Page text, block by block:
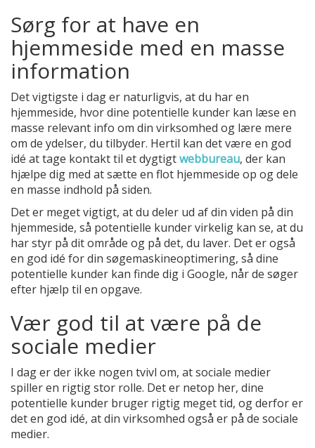
Sørg for at have en
hjemmeside med en masse
information
Det vigtigste i dag er naturligvis, at du har en
hjemmeside, hvor dine potentielle kunder kan læse en
masse relevant info om din virksomhed og lære mere
om de ydelser, du tilbyder. Hertil kan det være en god
idé at tage kontakt til et dygtigtwebbureau, der kan
hjælpe dig med at sætte en flot hjemmeside op og dele
en masse indhold på siden.
Det er meget vigtigt, at du deler ud af din viden på din
hjemmeside, så potentielle kunder virkelig kan se, at du
har styr på dit område og på det, du laver. Det er også
en god idé for din søgemaskineoptimering, så dine
potentielle kunder kan finde dig i Google, når de søger
efter hjælp til en opgave.
Vær god til at være på de
sociale medier
I dag er der ikke nogen tvivl om, at sociale medier
spiller en rigtig stor rolle. Det er netop her, dine
potentielle kunder bruger rigtig meget tid, og derfor er
det en god idé, at din virksomhed også er på de sociale
medier.